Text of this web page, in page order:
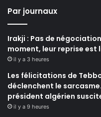
Par journaux
Irakji : Pas de
moment, leur reprise est
il y a 3 heures
Les félicitations de
déclenchent le
président algérien
il y a 9 heures